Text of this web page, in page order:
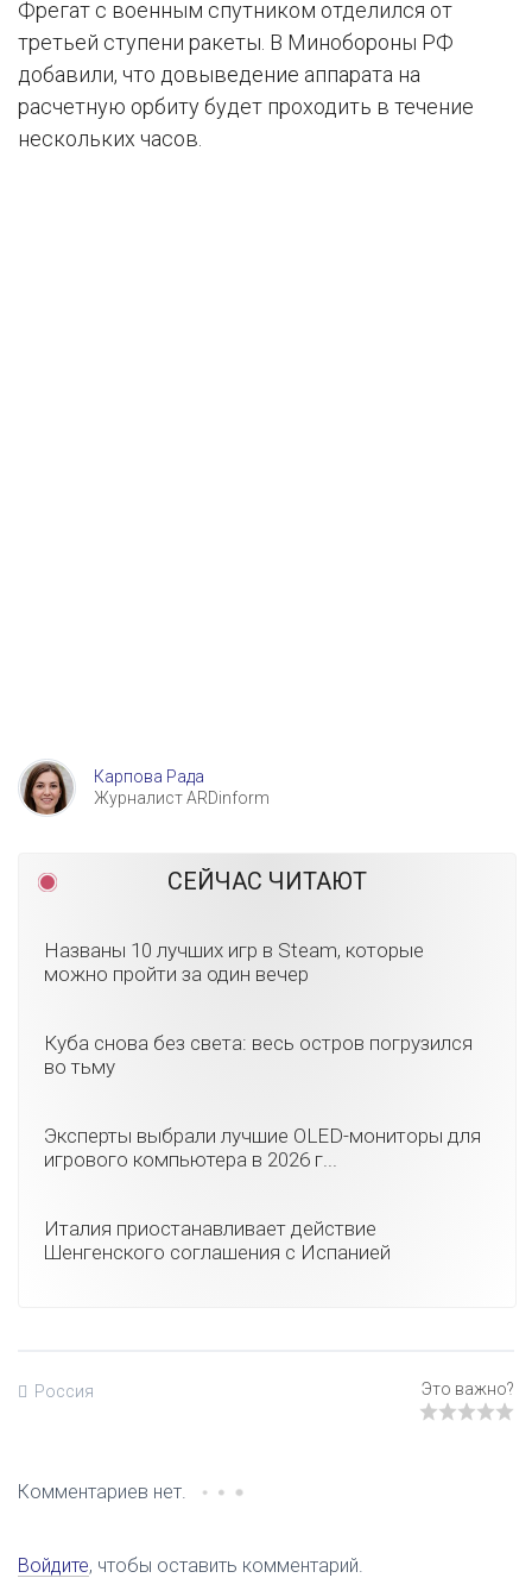
Фрегат с военным спутником отделился от
третьей ступени ракеты. В Минобороны РФ
добавили, что довыведение аппарата на
расчетную орбиту будет проходить в течение
нескольких часов.
Карпова Рада
Журналист ARDinform
СЕЙЧАС ЧИТАЮТ
Названы 10 лучших игр в Steam, которые
можно пройти за один вечер
Куба снова без света: весь остров погрузился
во тьму
Эксперты выбрали лучшие OLED-мониторы для
игрового компьютера в 2026 г...
Италия приостанавливает действие
Шенгенского соглашения с Испанией
Россия
Комментариев нет.
Войдите, чтобы оставить комментарий.